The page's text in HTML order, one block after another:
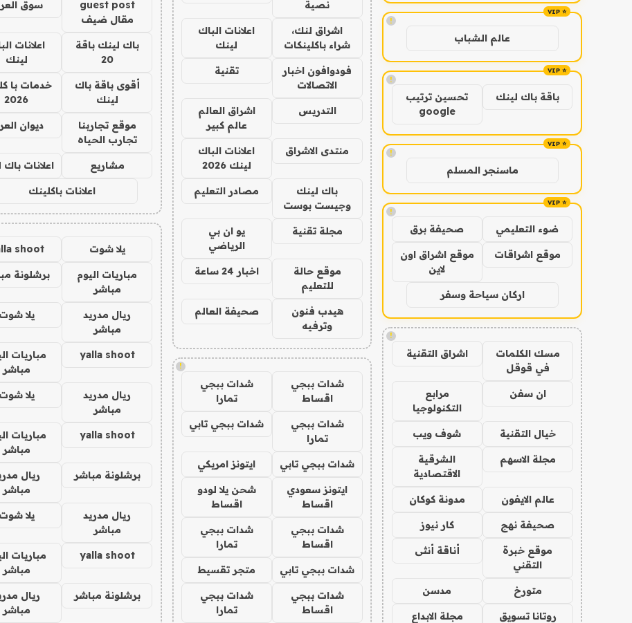
!
عالم الشباب
!
باقة باك لينك
تحسين ترتيب
google
!
ماسنجر المسلم
!
ضوء التعليمي صحيفة برق
موقع اشراقات
موقع اشراق اون
لاين
اركان سياحة وسفر
!
مسك الكلمات
في قوقل
اشراق التقنية
ان سفن
مرابع
التكنولوجيا
خيال التقنية شوف ويب
مجلة الاسهم
الشرقية
الاقتصادية
عالم الايفون مدونة كوكان
صحيفة نهج كار نيوز
موقع خبرة
التقني
أناقة أنثى
متورخ مدسن
روتانا تسويق مجلة الابداع
نصية
اشراق لنك،
شراء باكلينكات
اعلانات الباك
لينك
فودوافون اخبار
الاتصالات
تقنية
التدريس
اشراق العالم
عالم كبير
منتدى الاشراق
اعلانات الباك
لينك 2026
باك لينك
وجيست بوست
مصادر التعليم
مجلة تقنية
يو ان بي
الرياضي
موقع حالة
للتعليم
اخبار 24 ساعة
هيدب فنون
وترفيه
صحيفة العالم
!
شدات ببجي
اقساط
شدات ببجي
تمارا
شدات ببجي
تمارا
شدات ببجي تابي
شدات ببجي تابي ايتونز امريكي
ايتونز سعودي
اقساط
شحن يلا لودو
اقساط
شدات ببجي
اقساط
شدات ببجي
تمارا
شدات ببجي تابي متجر تقسيط
شدات ببجي
اقساط
شدات ببجي
تمارا
guest post
مقال ضيف
سوق
باك لينك باقة
20
اعلانات
لينك
أقوى باقة باك
لينك
خدمات با
2026
موقع تجاربنا
تجارب الحياه
ديوان
مشاريع اعلانات
اعلانات باكلينك
يلا شوت shoot
مباريات اليوم
مباشر
برشلونة
ريال مدريد
مباشر
يلا شوت
yalla shoot
مباريات
مباشر
ريال مدريد
مباشر
يلا شوت
yalla shoot
مباريات
مباشر
برشلونة مباشر
ريال
مباشر
ريال مدريد
مباشر
يلا شوت
yalla shoot
مباريات
مباشر
برشلونة مباشر
ريال
مباشر